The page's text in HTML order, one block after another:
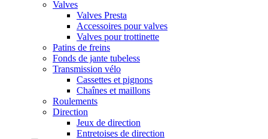
Valves
Valves Presta
Accessoires pour valves
Valves pour trottinette
Patins de freins
Fonds de jante tubeless
Transmission vélo
Cassettes et pignons
Chaînes et maillons
Roulements
Direction
Jeux de direction
Entretoises de direction